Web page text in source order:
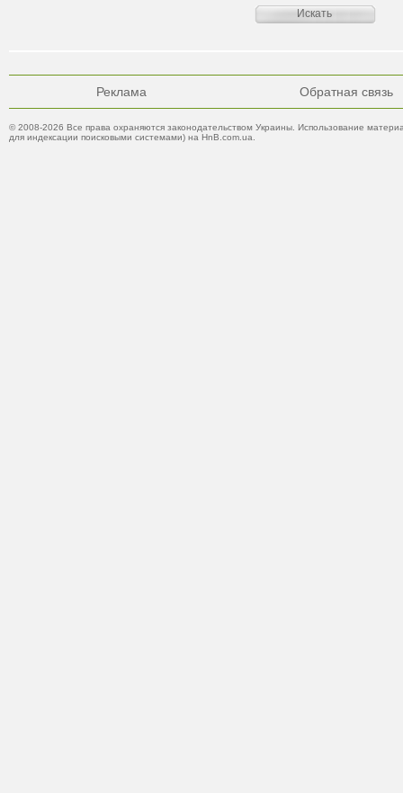
Реклама Обратная связь
© 2008-2026 Все права охраняются законодательством Украины. Использование
для индексации поисковыми системами) на HnB.com.ua.